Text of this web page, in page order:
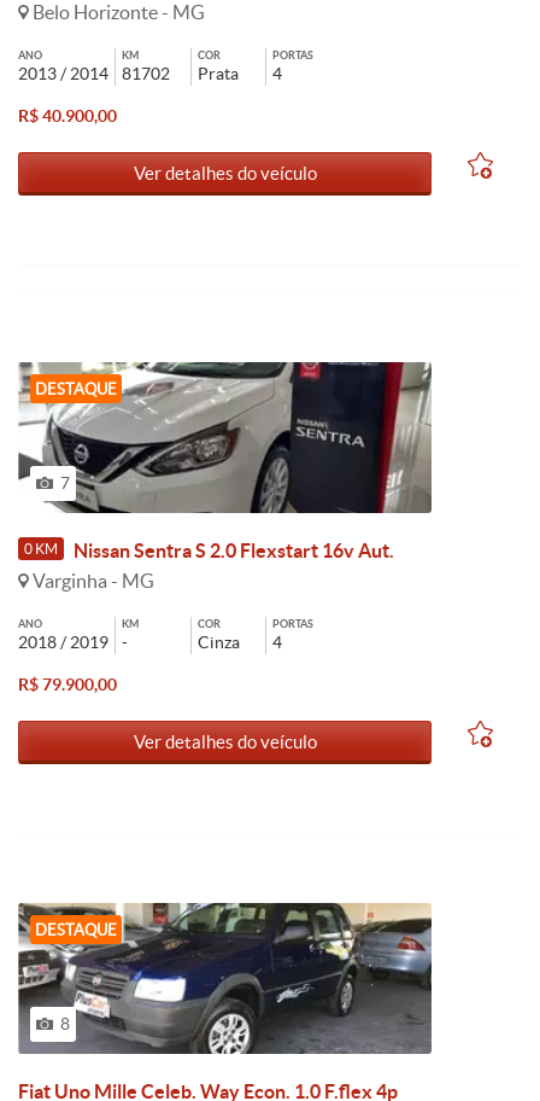
Belo Horizonte - MG
ANO
2013 / 2014
KM
81702
COR
Prata
PORTAS
4
R$ 40.900,00
Ver detalhes do veículo
DESTAQUE
7
0 KM
Nissan Sentra S 2.0 Flexstart 16v Aut.
Varginha - MG
ANO
2018 / 2019
KM
-
COR
Cinza
PORTAS
4
R$ 79.900,00
Ver detalhes do veículo
DESTAQUE
8
Fiat Uno Mille Celeb. Way Econ. 1.0 F.flex 4p